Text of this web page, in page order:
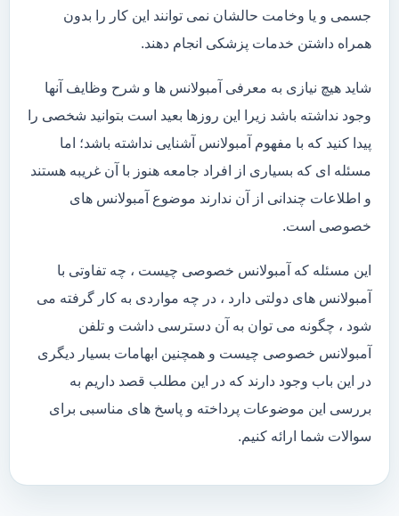
جسمی و یا وخامت حالشان نمی توانند این کار را بدون
همراه داشتن خدمات پزشکی انجام دهند.
شاید هیچ نیازی به معرفی آمبولانس ها و شرح وظایف آنها
وجود نداشته باشد زیرا این روزها بعید است بتوانید شخصی را
پیدا کنید که با مفهوم آمبولانس آشنایی نداشته باشد؛ اما
مسئله ای که بسیاری از افراد جامعه هنوز با آن غریبه هستند
و اطلاعات چندانی از آن ندارند موضوع آمبولانس های
خصوصی است.
این مسئله که آمبولانس خصوصی چیست ، چه تفاوتی با
آمبولانس های دولتی دارد ، در چه مواردی به کار گرفته می
شود ، چگونه می توان به آن دسترسی داشت و تلفن
آمبولانس خصوصی چیست و همچنین ابهامات بسیار دیگری
در این باب وجود دارند که در این مطلب قصد داریم به
بررسی این موضوعات پرداخته و پاسخ های مناسبی برای
سوالات شما ارائه کنیم.